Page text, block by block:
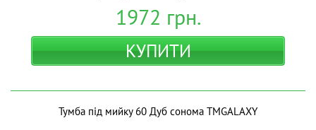
1972 грн.
КУПИТИ
Тумба під мийку 60 Дуб сонома ТМGALAXY